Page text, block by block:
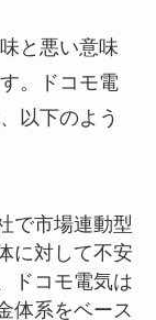
と悪い意味
。ドコモ電
以下のよう
で市場連動型
に対して不安
ドコモ電気は
体系をベース